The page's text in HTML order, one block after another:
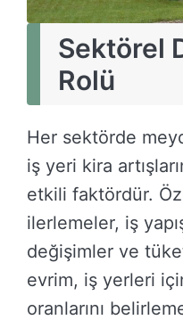
Sektörel
Rolü
Her sektörde
iş yeri kira
etkili faktördür.
ilerlemeler, iş
değişimler ve
evrim, iş yerleri
oranlarını